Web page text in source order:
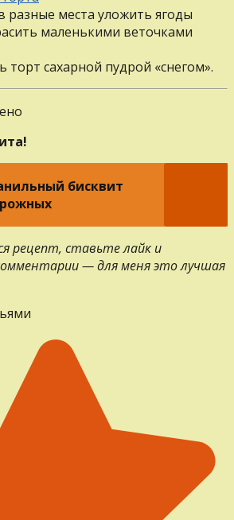
разные места уложить ягоды
маленькими веточками
сахарной пудрой «снегом».
бисквит
рецепт, ставьте лайк и
— для меня это лучшая